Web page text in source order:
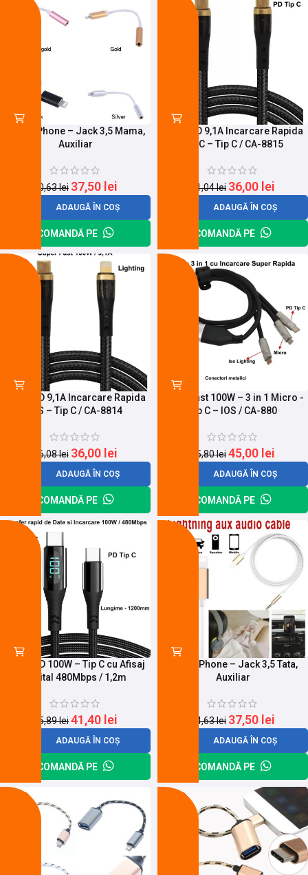
Cablu iPhone – Jack 3,5 Mama,
Auxiliar
50,63lei 37,50 lei
ADAUGĂ ÎN COȘ
COMANDĂ PE
Cablu PD 9,1A Incarcare Rapida
Tip C – Tip C / CA-8815
41,04lei 36,00 lei
ADAUGĂ ÎN COȘ
COMANDĂ PE
Cablu PD 9,1A Incarcare Rapida
IOS – Tip C / CA-8814
46,08lei 36,00 lei
ADAUGĂ ÎN COȘ
COMANDĂ PE
Cablu Fast 100W – 3 in 1 Micro -
Tip C – IOS / CA-880
55,80lei45,00 lei
ADAUGĂ ÎN COȘ
COMANDĂ PE
Cablu PD 100W – Tip C cu Afisaj
Digital 480Mbps / 1,2m
55,89lei41,40 lei
ADAUGĂ ÎN COȘ
COMANDĂ PE
Cablu iPhone – Jack 3,5 Tata,
Auxiliar
44,63lei 37,50 lei
ADAUGĂ ÎN COȘ
COMANDĂ PE